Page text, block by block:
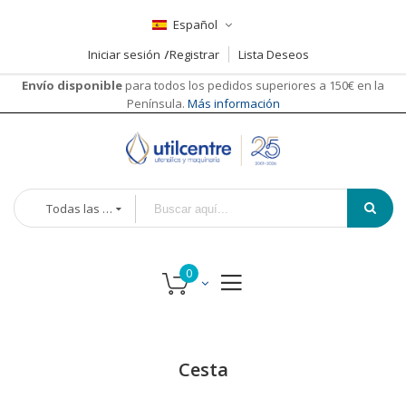
Español
Iniciar sesión
Registrar
Lista Deseos
Envío disponible para todos los pedidos superiores a 150€ en la
Península. Más información
Todas las categorías
Cesta